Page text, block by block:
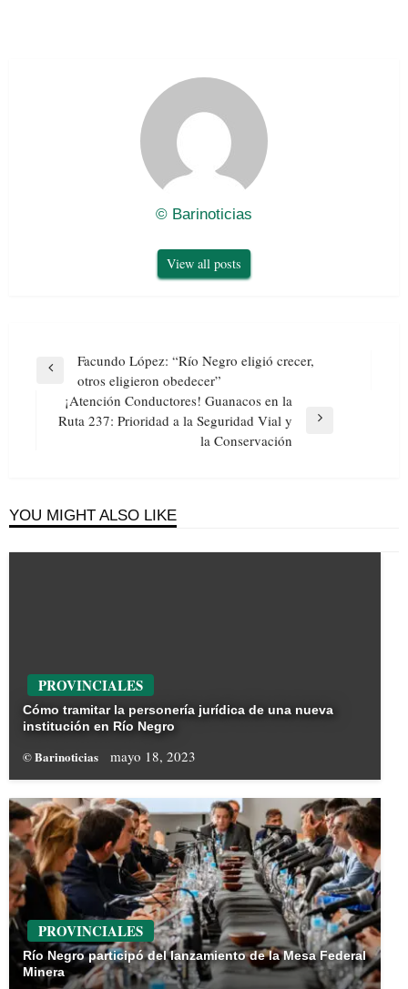
© Barinoticias
View all posts
Navegación
entradas
Previous
Facundo López: “Río Negro eligió crecer,
otros eligieron obedecer”
Next
¡Atención Conductores! Guanacos en la
Ruta 237: Prioridad a la Seguridad Vial y
la Conservación
YOU MIGHT ALSO LIKE
PROVINCIALES
Cómo tramitar la personería jurídica de una nueva
institución en Río Negro
© Barinoticias mayo 18, 2023
PROVINCIALES
Río Negro participó del lanzamiento de la Mesa Federal
Minera